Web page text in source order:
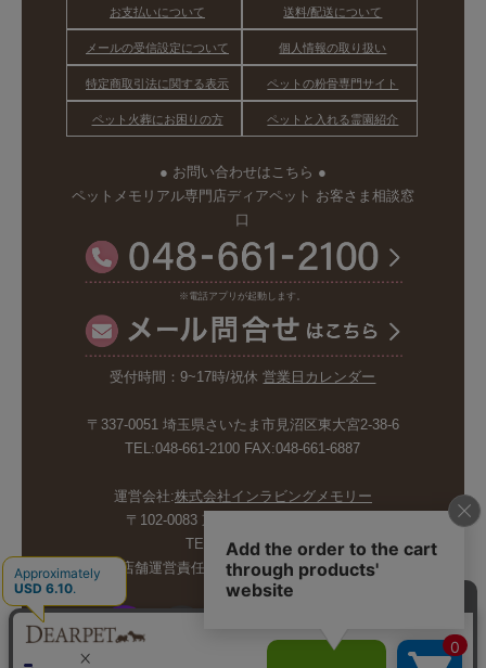
お支払いについて 送料/配送について
メールの受信設定について 個人情報の取り扱い
特定商取引法に関する表示 ペットの粉骨専門サイト
ペット火葬にお困りの方 ペットと入れる霊園紹介
● お問い合わせはこちら ●
ペットメモリアル専門店ディアペット お客さま相談窓
口
※電話アプリが起動します。
受付時間：9~17時/祝休営業日カレンダー
〒337-0051 埼玉県さいたま市見沼区東大宮2-38-6
TEL:048-661-2100 FAX:048-661-6887
運営会社:株式会社インラビングメモリー
〒102-0083 東京都千代田区麹町5-6-4
TEL:03-6265-4986
店舗運営責任者:斉藤久美子 内山剛巳